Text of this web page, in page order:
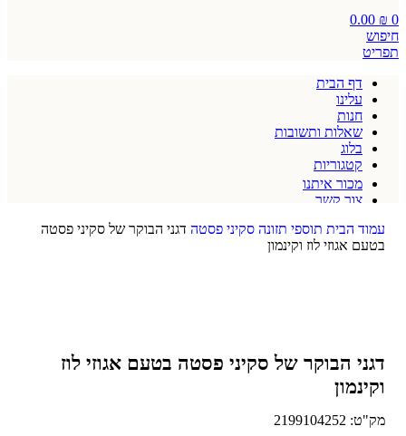
0
0.00 ₪
חיפוש
תפריט
דף הבית
עלינו
חנות
שאלות ותשובות
בלוג
קטגוריות
מכור איתנו
צור קשר
עמוד הבית תוספי תזונה סקיני פסטה דגני הבוקר של סקיני פסטה
בטעם אגוזי לוז וקינמון
דגני הבוקר של סקיני פסטה בטעם אגוזי לוז
וקינמון
מק"ט: 2199104252